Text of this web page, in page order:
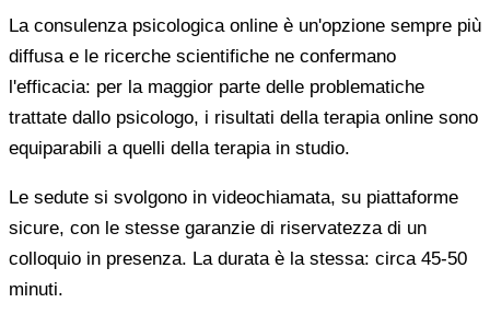
La consulenza psicologica online è un'opzione sempre più
diffusa e le ricerche scientifiche ne confermano
l'efficacia: per la maggior parte delle problematiche
trattate dallo psicologo, i risultati della terapia online sono
equiparabili a quelli della terapia in studio.
Le sedute si svolgono in videochiamata, su piattaforme
sicure, con le stesse garanzie di riservatezza di un
colloquio in presenza. La durata è la stessa: circa 45-50
minuti.